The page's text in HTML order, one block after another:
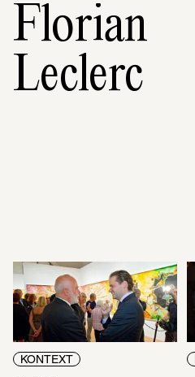
Florian
Leclerc
KONTEXT